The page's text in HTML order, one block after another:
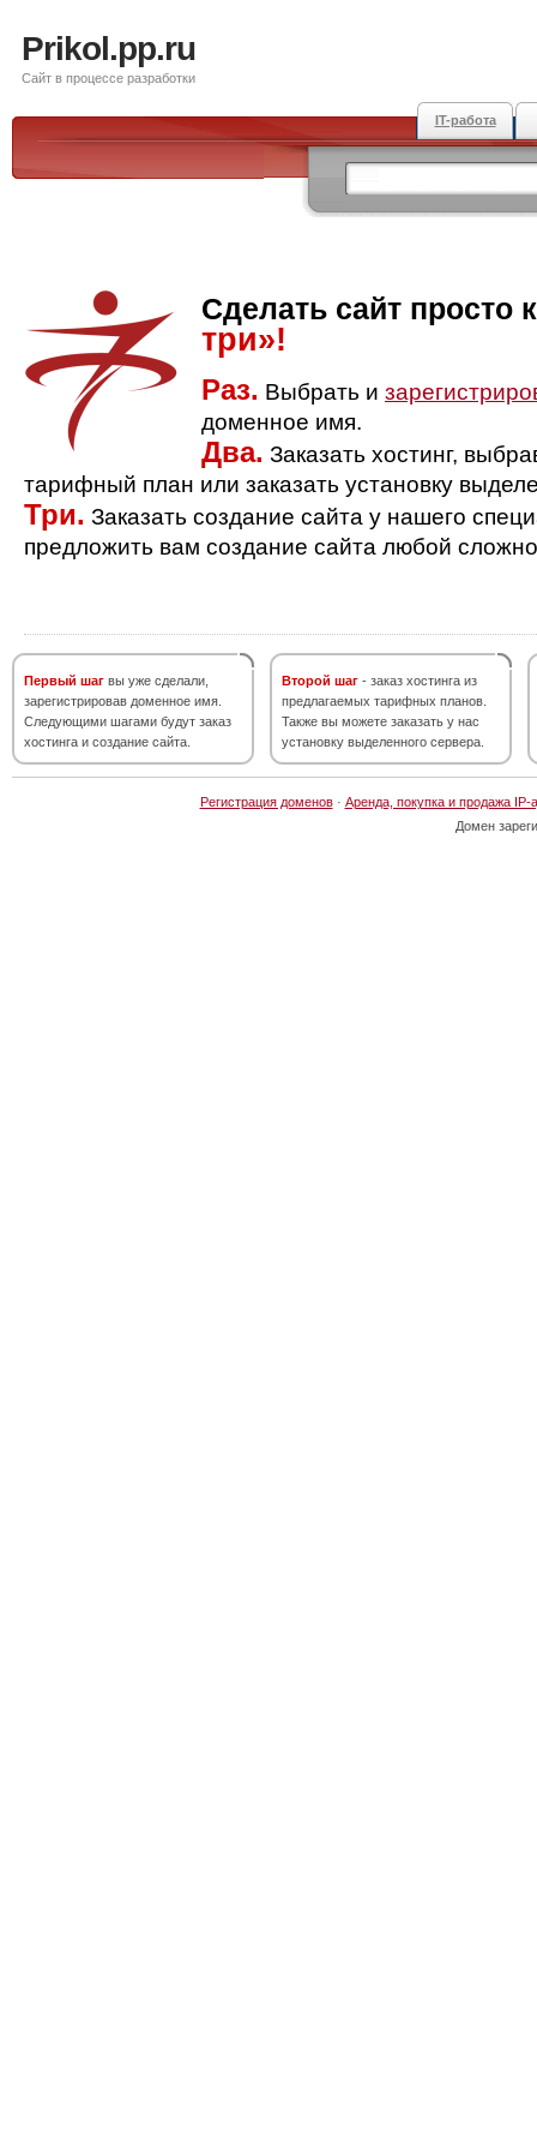
Prikol.pp.ru
Сайт в процессе разработки
IT-работа
Сделать сайт просто
три»!
Раз. Выбрать и
доменное имя.
Два. Заказать хостинг,
тарифный план или заказать установку
Три. Заказать создание сайта у нашего
предложить вам создание сайта любой
Первый шаг вы уже сделали,
зарегистрировав доменное имя.
Следующими шагами будут заказ
хостинга и создание сайта.
Второй шаг - заказ хостинга из
предлагаемых тарифных планов.
Также вы можете заказать у нас
установку выделенного сервера.
Регистрация доменов· Аренда, покупка и продажа IP-
Домен